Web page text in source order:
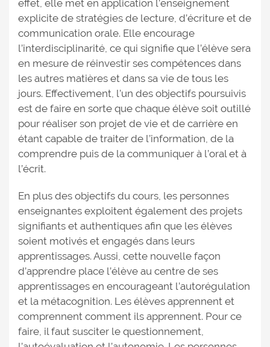
effet, elle met en application l’enseignement
explicite de stratégies de lecture, d’écriture et de
communication orale. Elle encourage
l’interdisciplinarité, ce qui signifie que l’élève sera
en mesure de réinvestir ses compétences dans
les autres matières et dans sa vie de tous les
jours. Effectivement, l’un des objectifs poursuivis
est de faire en sorte que chaque élève soit outillé
pour réaliser son projet de vie et de carrière en
étant capable de traiter de l’information, de la
comprendre puis de la communiquer à l’oral et à
l’écrit.
En plus des objectifs du cours, les personnes
enseignantes exploitent également des projets
signifiants et authentiques afin que les élèves
soient motivés et engagés dans leurs
apprentissages. Aussi, cette nouvelle façon
d’apprendre place l’élève au centre de ses
apprentissages en encourageant l’autorégulation
et la métacognition. Les élèves apprennent et
comprennent comment ils apprennent. Pour ce
faire, il faut susciter le questionnement,